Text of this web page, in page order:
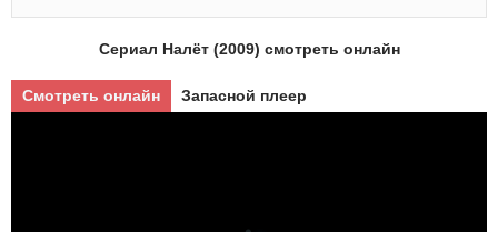
Сериал Налёт (2009) смотреть онлайн
Смотреть онлайн Запасной плеер